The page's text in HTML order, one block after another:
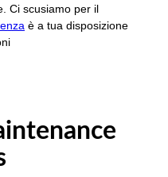
Ci scusiamo per il
è a tua disposizione